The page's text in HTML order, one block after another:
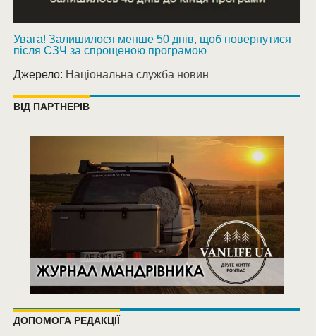
Увага! Залишилося менше 50 днів, щоб повернутися
після СЗЧ за спрощеною програмою
Джерело: Національна служба новин
ВІД ПАРТНЕРІВ
ДОПОМОГА РЕДАКЦІЇ